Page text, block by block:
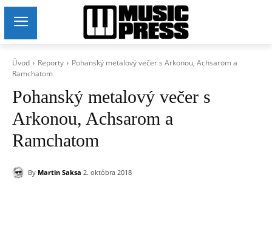
Úvod Reporty
Pohanský metalový večer s Arkonou, Achsarom a
Ramchatom
Pohanský metalový večer s
Arkonou, Achsarom a
Ramchatom
By Martin Saksa 2. októbra 2018